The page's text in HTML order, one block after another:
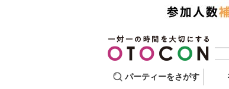
パーティーをさがす